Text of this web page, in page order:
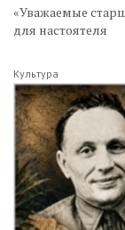
«Уважаемые
для настоятеля
Культура